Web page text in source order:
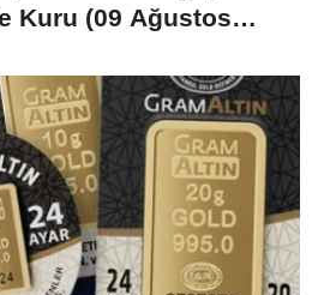
Kuru (09 Ağustos